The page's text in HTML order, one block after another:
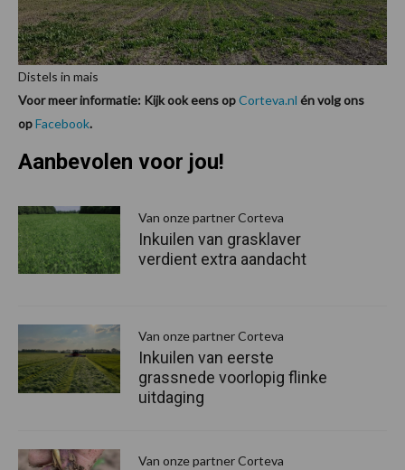
Distels in mais
Voor meer informatie: Kijk ook eens opCorteva.nl én volg ons
opFacebook.
Aanbevolen voor jou!
Van onze partner Corteva
Inkuilen van grasklaver
verdient extra aandacht
Van onze partner Corteva
Inkuilen van eerste
grassnede voorlopig flinke
uitdaging
Van onze partner Corteva